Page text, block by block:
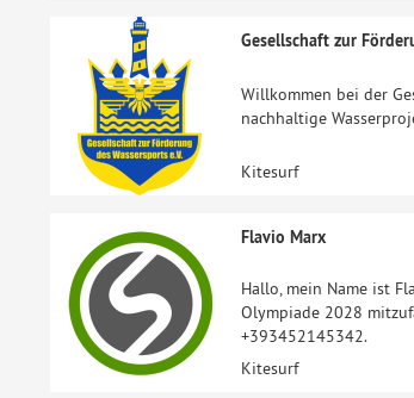
Gesellschaft zur
Willkommen bei der
nachhaltige
Kitesurf
Flavio Marx
Hallo, mein Name ist
Olympiade 2028
+393452145342.
Kitesurf